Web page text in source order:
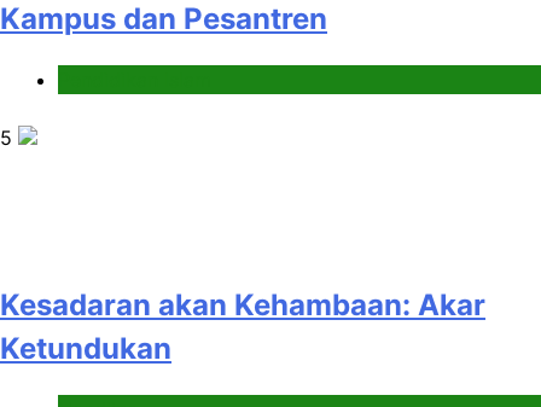
Kampus dan Pesantren
5
Kesadaran akan Kehambaan: Akar
Ketundukan